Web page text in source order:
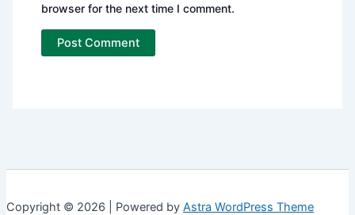
browser for the next time I comment.
Copyright © 2026 | Powered by Astra WordPress Theme